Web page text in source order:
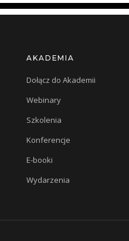
AKADEMIA
Dołącz do Akademii
Webinary
Szkolenia
Konferencje
E-booki
Wydarzenia